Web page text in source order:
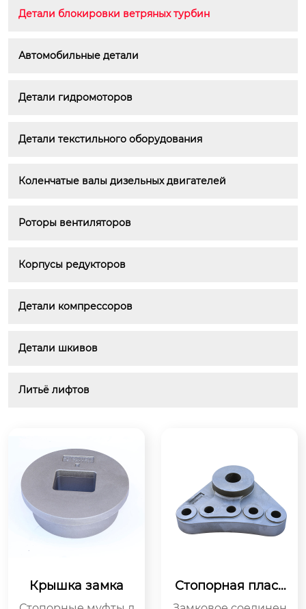
Детали блокировки ветряных турбин
Автомобильные детали
Детали гидромоторов
Детали текстильного оборудования
Коленчатые валы дизельных двигателей
Роторы вентиляторов
Корпусы редукторов
Детали компрессоров
Детали шкивов
Литьё лифтов
Крышка замка
Стопорная пласт